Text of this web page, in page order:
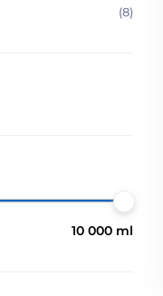
(8)
10 000 ml